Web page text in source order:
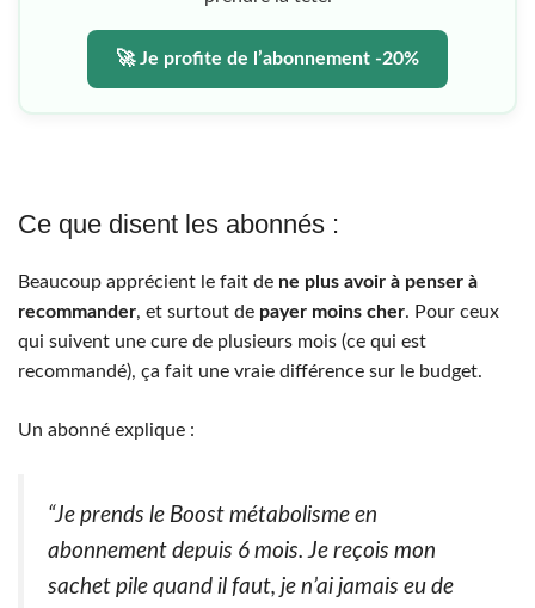
🚀 Je profite de l’abonnement -20%
Ce que disent les abonnés :
Beaucoup apprécient le fait de ne plus avoir à penser à
recommander, et surtout de payer moins cher. Pour ceux
qui suivent une cure de plusieurs mois (ce qui est
recommandé), ça fait une vraie différence sur le budget.
Un abonné explique :
“Je prends le Boost métabolisme en
abonnement depuis 6 mois. Je reçois mon
sachet pile quand il faut, je n’ai jamais eu de